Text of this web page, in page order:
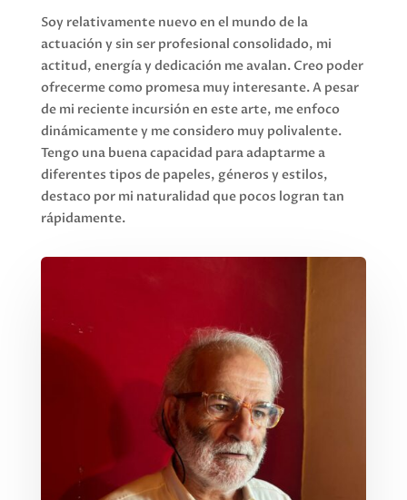
Soy relativamente nuevo en el mundo de la
actuación y sin ser profesional consolidado, mi
actitud, energía y dedicación me avalan. Creo poder
ofrecerme como promesa muy interesante. A pesar
de mi reciente incursión en este arte, me enfoco
dinámicamente y me considero muy polivalente.
Tengo una buena capacidad para adaptarme a
diferentes tipos de papeles, géneros y estilos,
destaco por mi naturalidad que pocos logran tan
rápidamente.